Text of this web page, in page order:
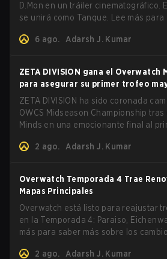
D.Mon en un tráiler cinematográfico.
se unirá como Tanque. Lee más para
6 ago. Adarsh J. Kumar
ZETA DIVISION gana el Overwatch
para asegurar su primer trofeo
ZETA DIVISION ha sido coronada
OWCS Midseason Championship
Minds en una emocionante final al
2 ago. Adarsh J. Kumar
Overwatch Temporada 4 Trae
Mapas Principales
Overwatch está listo para reajustar
en la Temporada 4: Paraiso,
más para saber más sobre los
2 ago. Adarsh J. Kumar